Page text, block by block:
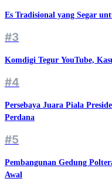
Es Tradisional yang Segar
#3
Komdigi Tegur YouTube,
#4
Persebaya Juara Piala
Perdana
#5
Pembangunan Gedung
Awal